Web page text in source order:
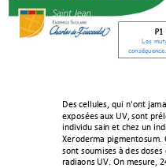
Les
conséquence
Des cellules, qui n'ont
exposées aux UV, sont
individu sain et chez un
Xeroderma pigmentosum.
sont soumises à des doses
radiations UV. On mesure,